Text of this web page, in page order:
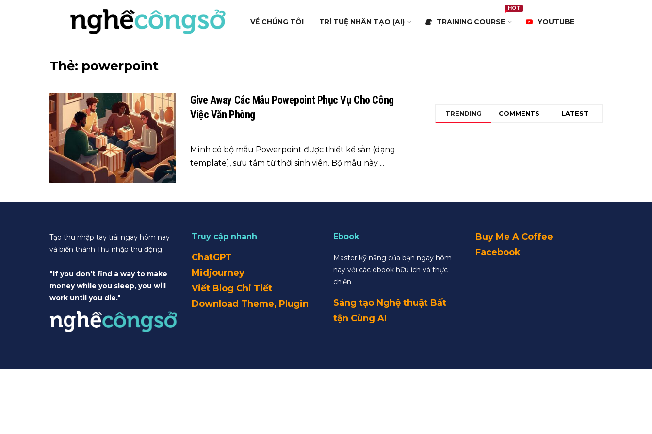
VỀ CHÚNG TÔI TRÍ TUỆ NHÂN TẠO (AI) TRAINING COURSE
HOT
YOUTUBE
Thẻ: powerpoint
Give Away Các Mẫu Powepoint Phục Vụ Cho Công
Việc Văn Phòng
Mình có bộ mẫu Powerpoint được thiết kế sẵn (dạng
template), sưu tầm từ thời sinh viên. Bộ mẫu này ...
TRENDING COMMENTS LATEST
Tạo thu nhập tay trái ngay hôm nay
và biến thành Thu nhập thụ động.
"If you don't find a way to make
money while you sleep, you will
work until you die."
Truy cập nhanh
ChatGPT
Midjourney
Viết Blog Chi Tiết
Download Theme, Plugin
Ebook
Master kỹ năng của bạn ngay hôm
nay với các ebook hữu ích và thực
chiến.
Sáng tạo Nghệ thuật Bất
tận Cùng AI
Buy Me A Coffee
Facebook